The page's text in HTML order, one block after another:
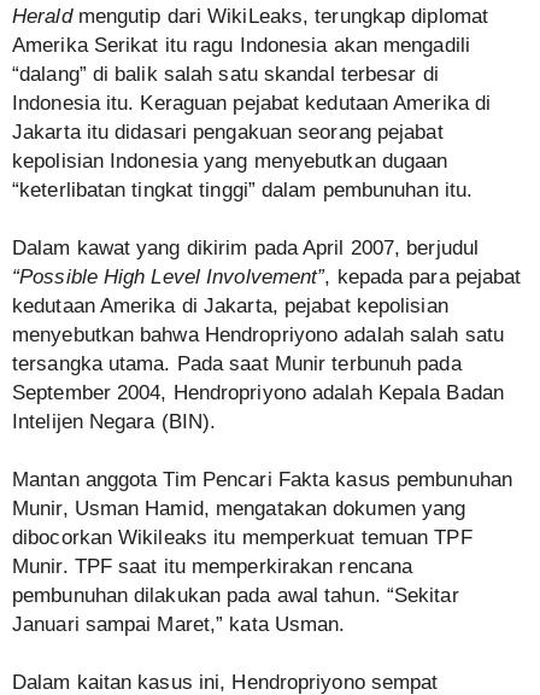
Heraldmengutip dari WikiLeaks, terungkap diplomat
Amerika Serikat itu ragu Indonesia akan mengadili
“dalang” di balik salah satu skandal terbesar di
Indonesia itu. Keraguan pejabat kedutaan Amerika di
Jakarta itu didasari pengakuan seorang pejabat
kepolisian Indonesia yang menyebutkan dugaan
“keterlibatan tingkat tinggi” dalam pembunuhan itu.
Dalam kawat yang dikirim pada April 2007, berjudul
“Possible High Level Involvement”, kepada para pejabat
kedutaan Amerika di Jakarta, pejabat kepolisian
menyebutkan bahwa Hendropriyono adalah salah satu
tersangka utama. Pada saat Munir terbunuh pada
September 2004, Hendropriyono adalah Kepala Badan
Intelijen Negara (BIN).
Mantan anggota Tim Pencari Fakta kasus pembunuhan
Munir, Usman Hamid, mengatakan dokumen yang
dibocorkan Wikileaks itu memperkuat temuan TPF
Munir. TPF saat itu memperkirakan rencana
pembunuhan dilakukan pada awal tahun. “Sekitar
Januari sampai Maret,” kata Usman.
Dalam kaitan kasus ini, Hendropriyono sempat